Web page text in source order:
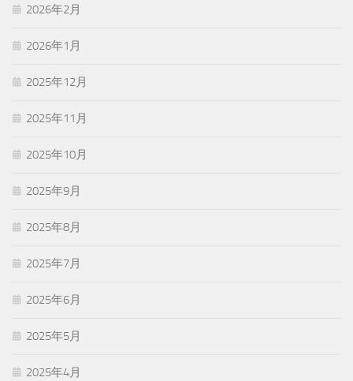
2026年2月
2026年1月
2025年12月
2025年11月
2025年10月
2025年9月
2025年8月
2025年7月
2025年6月
2025年5月
2025年4月